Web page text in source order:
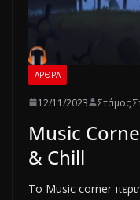
ΆΡΘΡΑ
12/11/2023 Στάμος
Music
& Chill
To Music corner